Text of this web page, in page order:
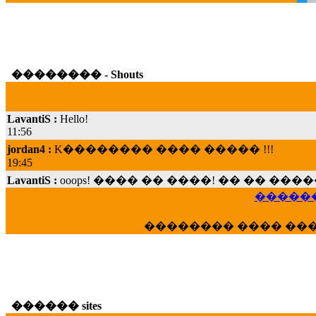
�������� - Shouts
11:56
jordan4 :
19:45
LavantiS :
���; ���� ��� ��� �������� ����
veronica :E���� 2012 ��� ����� ���
�������� ����
������ sites